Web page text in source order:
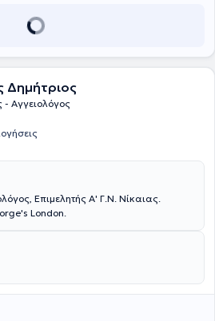
Δημήτριος
- Αγγειολόγος
Επιμελητής Α' Γ.Ν. Νίκαιας.
London.